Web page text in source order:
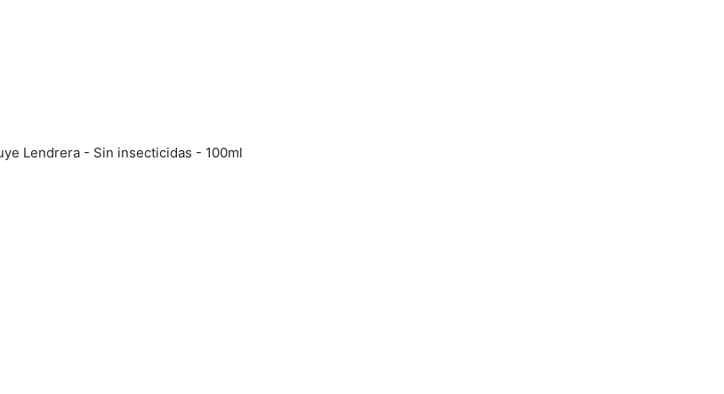
Lendrera - Sin insecticidas - 100ml